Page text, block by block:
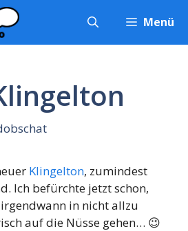
Menü
Klingelton, zumindest
Ich befürchte jetzt schon,
in nicht allzu
auf die Nüsse gehen… 😉